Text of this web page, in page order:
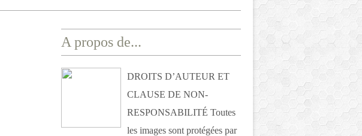
A propos de...
DROITS D’AUTEUR ET
CLAUSE DE NON-
RESPONSABILITÉ Toutes
les images sont protégées par